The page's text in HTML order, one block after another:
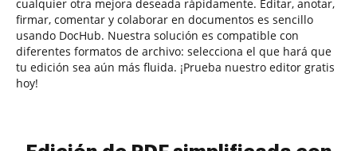
cualquier otra mejora deseada rápidamente. Editar, anotar,
firmar, comentar y colaborar en documentos es sencillo
usando DocHub. Nuestra solución es compatible con
diferentes formatos de archivo: selecciona el que hará que
tu edición sea aún más fluida. ¡Prueba nuestro editor gratis
hoy!